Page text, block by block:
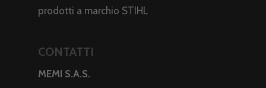
prodotti a marchio STIHL
CONTATTI
MEMI S.A.S.